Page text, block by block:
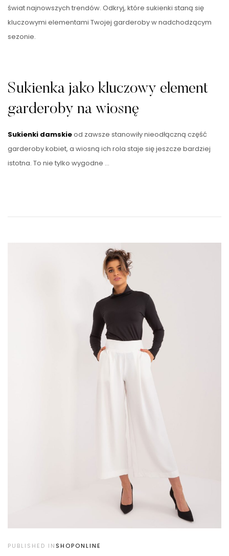
świat najnowszych trendów. Odkryj, które sukienki staną się
kluczowymi elementami Twojej garderoby w nadchodzącym
sezonie.
Sukienka jako kluczowy element
garderoby na wiosnę
Sukienki damskieod zawsze stanowiły nieodłączną część
garderoby kobiet, a wiosną ich rola staje się jeszcze bardziej
istotna. To nie tylko wygodne …
PUBLISHED IN SHOPONLINE